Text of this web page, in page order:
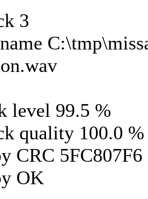
3
level 99.5 %
quality 100.0 %
CRC 5FC807F6
OK